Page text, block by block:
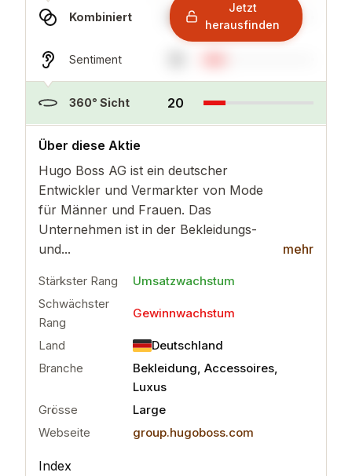
Kombiniert 39
Sentiment
360° Sicht 20
Jetzt
herausfinden
Über diese Aktie
Hugo Boss AG ist ein deutscher
Entwickler und Vermarkter von Mode
für Männer und Frauen. Das
Unternehmen ist in der Bekleidungs-
und...
mehr
mehr
Stärkster Rang
Umsatzwachstum
Schwächster
Rang
Gewinnwachstum
Land
Deutschland
Branche
Bekleidung, Accessoires,
Luxus
Grösse
Large
Webseite
group.hugoboss.com
Index